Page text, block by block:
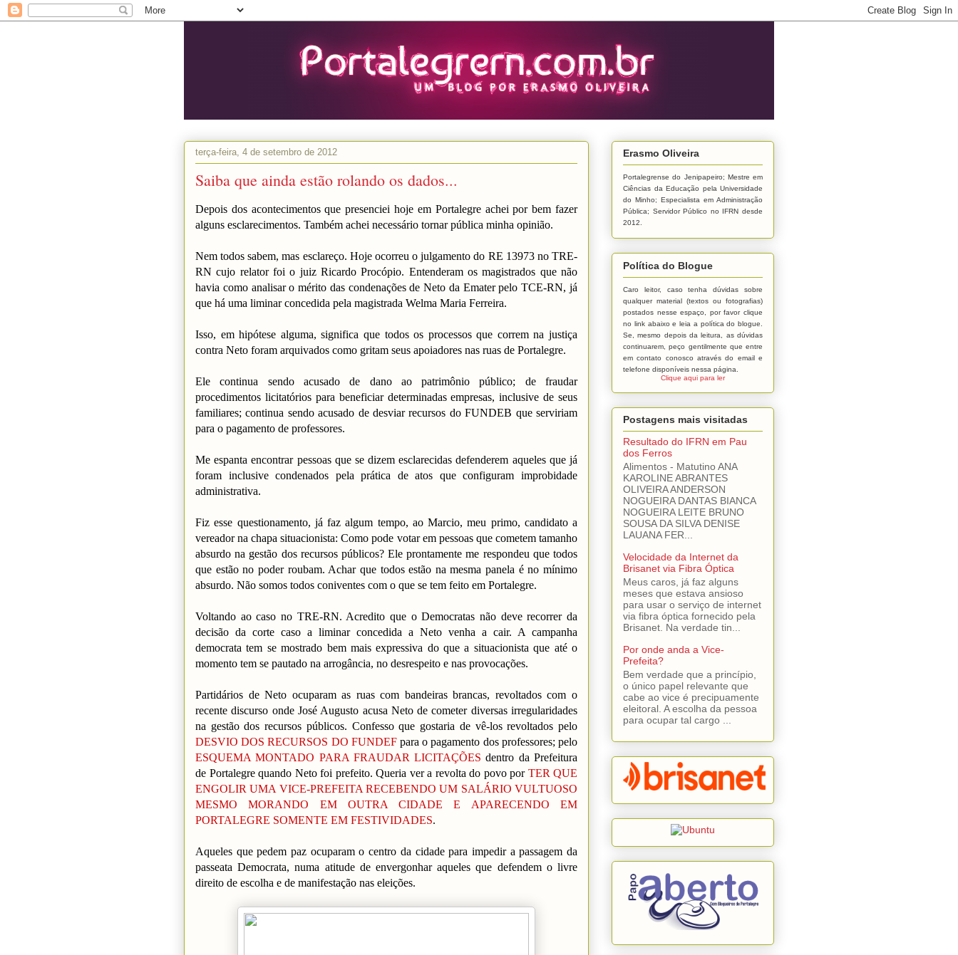
terça-feira, 4 de setembro de 2012
Saiba que ainda estão rolando os dados...
Depois dos acontecimentos que presenciei hoje em Portalegre achei por bem fazer
alguns esclarecimentos. Também achei necessário tornar pública minha opinião.
Nem todos sabem, mas esclareço. Hoje ocorreu o julgamento do RE 13973 no TRE-
RN cujo relator foi o juiz Ricardo Procópio. Entenderam os magistrados que não
havia como analisar o mérito das condenações de Neto da Emater pelo TCE-RN, já
que há uma liminar concedida pela magistrada Welma Maria Ferreira.
Isso, em hipótese alguma, significa que todos os processos que correm na justiça
contra Neto foram arquivados como gritam seus apoiadores nas ruas de Portalegre.
Ele continua sendo acusado de dano ao patrimônio público; de fraudar
procedimentos licitatórios para beneficiar determinadas empresas, inclusive de seus
familiares; continua sendo acusado de desviar recursos do FUNDEB que serviriam
para o pagamento de professores.
Me espanta encontrar pessoas que se dizem esclarecidas defenderem aqueles que já
foram inclusive condenados pela prática de atos que configuram improbidade
administrativa.
Fiz esse questionamento, já faz algum tempo, ao Marcio, meu primo, candidato a
vereador na chapa situacionista: Como pode votar em pessoas que cometem tamanho
absurdo na gestão dos recursos públicos? Ele prontamente me respondeu que todos
que estão no poder roubam. Achar que todos estão na mesma panela é no mínimo
absurdo. Não somos todos coniventes com o que se tem feito em Portalegre.
Voltando ao caso no TRE-RN. Acredito que o Democratas não deve recorrer da
decisão da corte caso a liminar concedida a Neto venha a cair. A campanha
democrata tem se mostrado bem mais expressiva do que a situacionista que até o
momento tem se pautado na arrogância, no desrespeito e nas provocações.
Partidários de Neto ocuparam as ruas com bandeiras brancas, revoltados com o
recente discurso onde José Augusto acusa Neto de cometer diversas irregularidades
na gestão dos recursos públicos. Confesso que gostaria de vê-los revoltados pelo
DESVIO DOS RECURSOS DO FUNDEFpara o pagamento dos professores; pelo
ESQUEMA MONTADO PARA FRAUDAR LICITAÇÕES dentro da Prefeitura
de Portalegre quando Neto foi prefeito. Queria ver a revolta do povo por TER QUE
ENGOLIR UMA VICE-PREFEITA RECEBENDO UM SALÁRIO VULTUOSO
MESMO MORANDO EM OUTRA CIDADE E APARECENDO EM
PORTALEGRE SOMENTE EM FESTIVIDADES.
Aqueles que pedem paz ocuparam o centro da cidade para impedir a passagem da
passeata Democrata, numa atitude de envergonhar aqueles que defendem o livre
direito de escolha e de manifestação nas eleições.
Erasmo Oliveira
Portalegrense do Jenipapeiro; Mestre em
Ciências da Educação pela Universidade
do Minho; Especialista em Administração
Pública; Servidor Público no IFRN desde
2012.
Política do Blogue
Caro leitor, caso tenha dúvidas sobre
qualquer material (textos ou fotografias)
postados nesse espaço, por favor clique
no link abaixo e leia a política do blogue.
Se, mesmo depois da leitura, as dúvidas
continuarem, peço gentilmente que entre
em contato conosco através do email e
telefone disponíveis nessa página.
Clique aqui para ler
Postagens mais visitadas
Resultado do IFRN em Pau
dos Ferros
Alimentos - Matutino ANA
KAROLINE ABRANTES
OLIVEIRA ANDERSON
NOGUEIRA DANTAS BIANCA
NOGUEIRA LEITE BRUNO
SOUSA DA SILVA DENISE
LAUANA FER...
Velocidade da Internet da
Brisanet via Fibra Óptica
Meus caros, já faz alguns
meses que estava ansioso
para usar o serviço de internet
via fibra óptica fornecido pela
Brisanet. Na verdade tin...
Por onde anda a Vice-
Prefeita?
Bem verdade que a princípio,
o único papel relevante que
cabe ao vice é precipuamente
eleitoral. A escolha da pessoa
para ocupar tal cargo ...